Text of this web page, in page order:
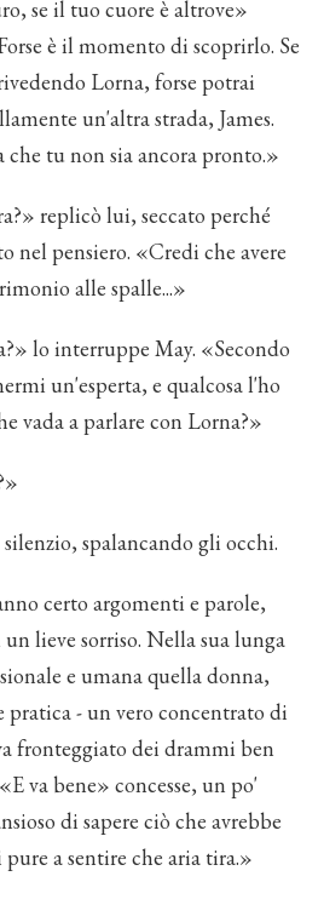
se il tuo cuore è altrove»
è il momento di scoprirlo. Se
Lorna, forse potrai
un'altra strada, James.
che tu non sia ancora pronto.»
replicò lui, seccato perché
nel pensiero. «Credi che avere
alle spalle...»
lo interruppe May. «Secondo
un'esperta, e qualcosa l'ho
vada a parlare con Lorna?»
spalancando gli occhi.
certo argomenti e parole,
un lieve sorriso. Nella sua lunga
e umana quella donna,
pratica - un vero concentrato di
fronteggiato dei drammi ben
va bene» concesse, un po'
di sapere ciò che avrebbe
a sentire che aria tira.»